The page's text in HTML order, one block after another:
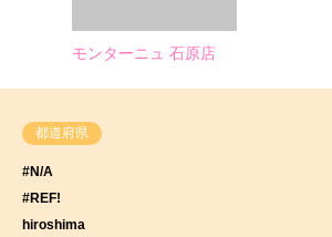
モンターニュ 石原店
都道府県
#N/A
#REF!
hiroshima